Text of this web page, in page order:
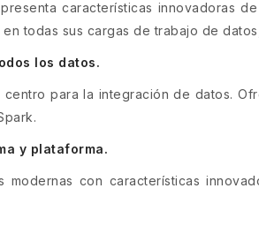
presenta características innovadoras
en todas sus cargas de trabajo de
los datos.
centro para la integración de datos.
y plataforma.
modernas con características